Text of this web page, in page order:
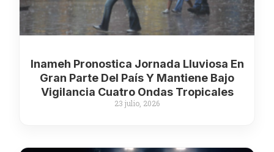
Inameh Pronostica Jornada Lluviosa En
Gran Parte Del País Y Mantiene Bajo
Vigilancia Cuatro Ondas Tropicales
23 julio, 2026